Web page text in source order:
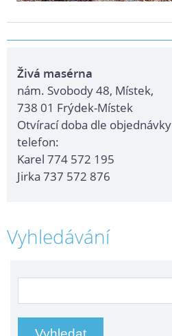
Živá masérna
nám. Svobody 48, Místek,
738 01 Frýdek-Místek
Otvírací doba dle objednávky
telefon:
Karel 774 572 195
Jirka 737 572 876
Vyhledávání